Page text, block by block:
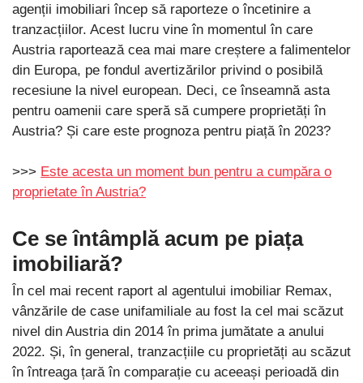
agenții imobiliari încep să raporteze o încetinire a
tranzacțiilor. Acest lucru vine în momentul în care
Austria raportează cea mai mare creștere a falimentelor
din Europa, pe fondul avertizărilor privind o posibilă
recesiune la nivel european. Deci, ce înseamnă asta
pentru oamenii care speră să cumpere proprietăți în
Austria? Și care este prognoza pentru piață în 2023?
>>> Este acesta un moment bun pentru a cumpăra o
proprietate în Austria?
Ce se întâmplă acum pe piața
imobiliară?
În cel mai recent raport al agentului imobiliar Remax,
vânzările de case unifamiliale au fost la cel mai scăzut
nivel din Austria din 2014 în prima jumătate a anului
2022. Și, în general, tranzacțiile cu proprietăți au scăzut
în întreaga țară în comparație cu aceeași perioadă din